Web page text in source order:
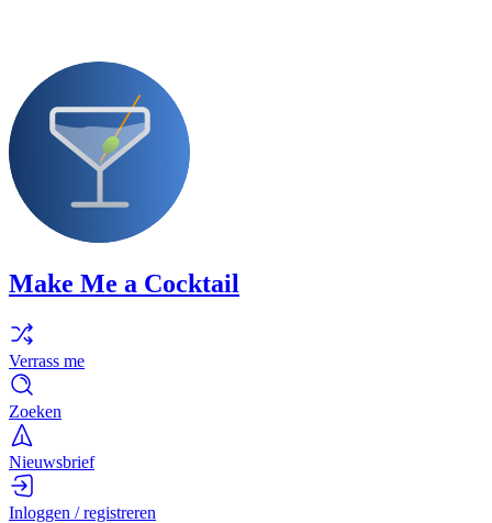
Make Me a Cocktail
Verrass me
Zoeken
Nieuwsbrief
Inloggen / registreren